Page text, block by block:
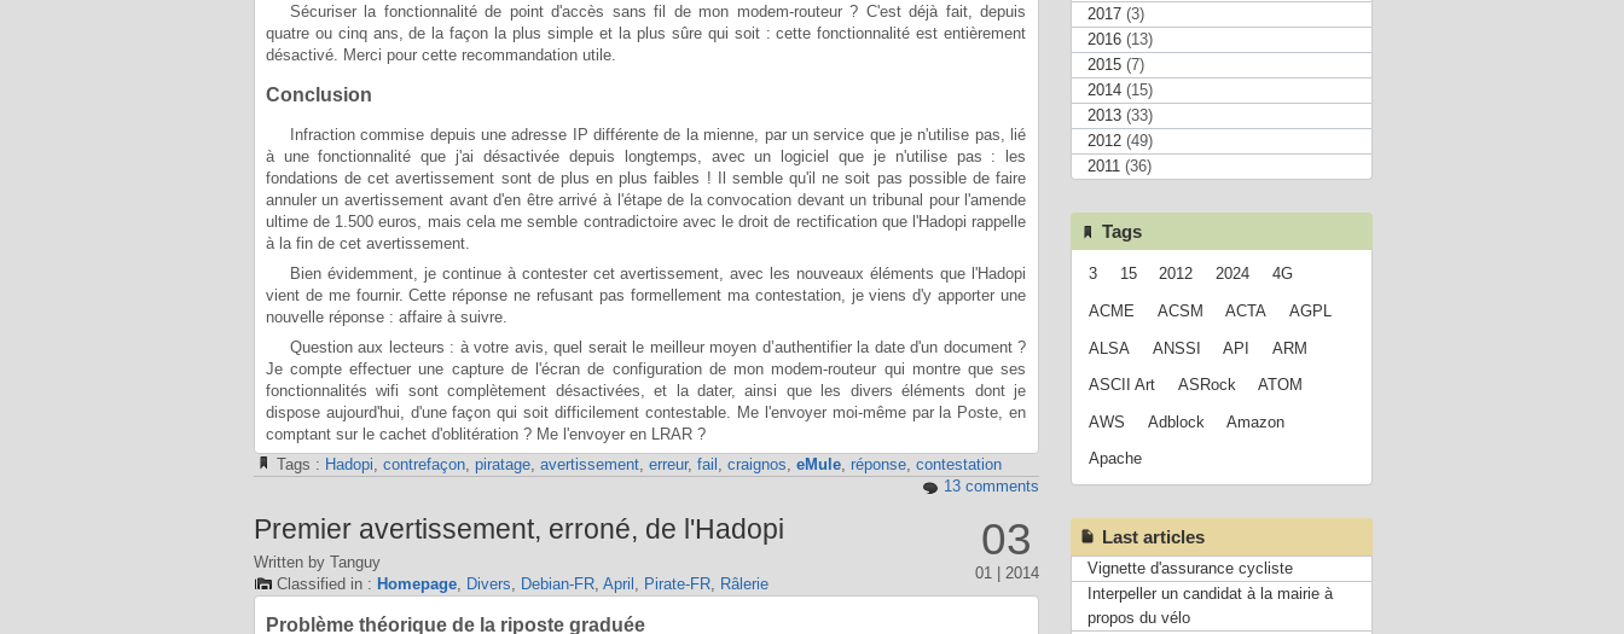
Sécuriser la fonctionnalité de point d'accès sans fil de mon modem-routeur ? C'est déjà fait, depuis
quatre ou cinq ans, de la façon la plus simple et la plus sûre qui soit : cette fonctionnalité est entièrement
désactivé. Merci pour cette recommandation utile.
Conclusion
Infraction commise depuis une adresse IP différente de la mienne, par un service que je n'utilise pas, lié
à une fonctionnalité que j'ai désactivée depuis longtemps, avec un logiciel que je n'utilise pas : les
fondations de cet avertissement sont de plus en plus faibles ! Il semble qu'il ne soit pas possible de faire
annuler un avertissement avant d'en être arrivé à l'étape de la convocation devant un tribunal pour l'amende
ultime de 1.500 euros, mais cela me semble contradictoire avec le droit de rectification que l'Hadopi rappelle
à la fin de cet avertissement.
Bien évidemment, je continue à contester cet avertissement, avec les nouveaux éléments que l'Hadopi
vient de me fournir. Cette réponse ne refusant pas formellement ma contestation, je viens d'y apporter une
nouvelle réponse : affaire à suivre.
Question aux lecteurs : à votre avis, quel serait le meilleur moyen d’authentifier la date d'un document ?
Je compte effectuer une capture de l'écran de configuration de mon modem-routeur qui montre que ses
fonctionnalités wifi sont complètement désactivées, et la dater, ainsi que les divers éléments dont je
dispose aujourd'hui, d'une façon qui soit difficilement contestable. Me l'envoyer moi-même par la Poste, en
comptant sur le cachet d'oblitération ? Me l'envoyer en LRAR ?
Tags : Hadopi, contrefaçon, piratage, avertissement, erreur, fail , craignos, eMule, réponse, contestation
13 comments
03
01 | 2014
Premier avertissement, erroné, de l'Hadopi
Written by Tanguy
Classified in : Homepage, Divers Debian-FR, April Pirate-FR, Râlerie
Problème théorique de la riposte graduée
2017(3)
2016(13)
2015(7)
2014(15)
2013(33)
2012(49)
2011(36)
Tags
3 15 2012 2024 4G
ACME ACSM ACTA AGPL
ALSA ANSSI API ARM
ASCII Art ASRock ATOM
AWS Adblock Amazon
Apache
Last articles
Vignette d'assurance cycliste
Interpeller un candidat à la mairie à
propos du vélo